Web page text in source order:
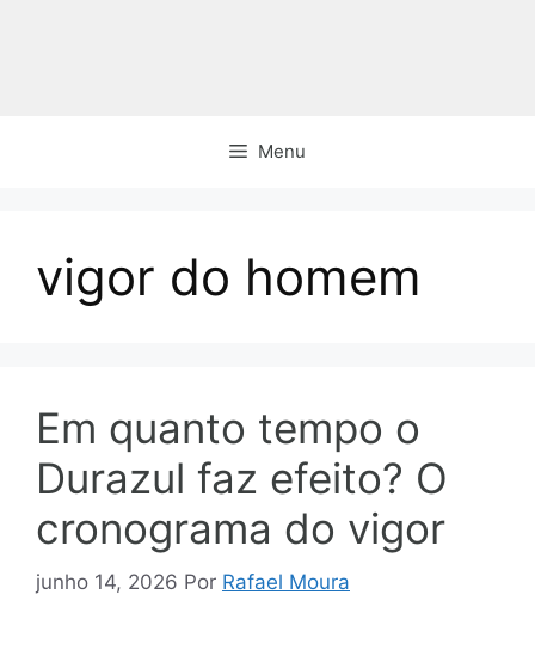
Menu
vigor do homem
Em quanto tempo o
Durazul faz efeito? O
cronograma do vigor
junho 14, 2026 Por Rafael Moura